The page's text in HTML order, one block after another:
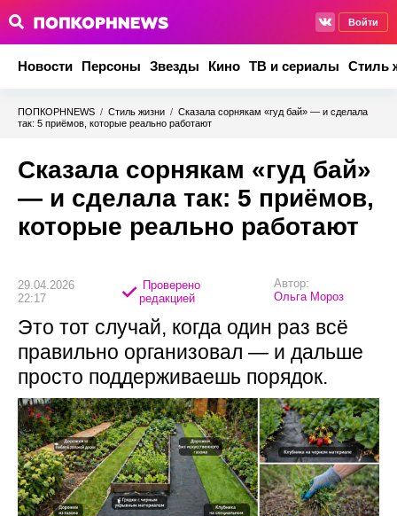
Войти
Новости Персоны Звезды Кино ТВ и сериалы Стиль
ПОПКОРНNEWS / Стиль жизни / Сказала сорнякам «гуд бай» — и сделала
так: 5 приёмов, которые реально работают
Сказала сорнякам «гуд бай»
— и сделала так: 5 приёмов,
которые реально работают
29.04.2026
22:17
Проверено
редакцией
Автор:
Ольга Мороз
Это тот случай, когда один раз всё
правильно организовал — и дальше
просто поддерживаешь порядок.